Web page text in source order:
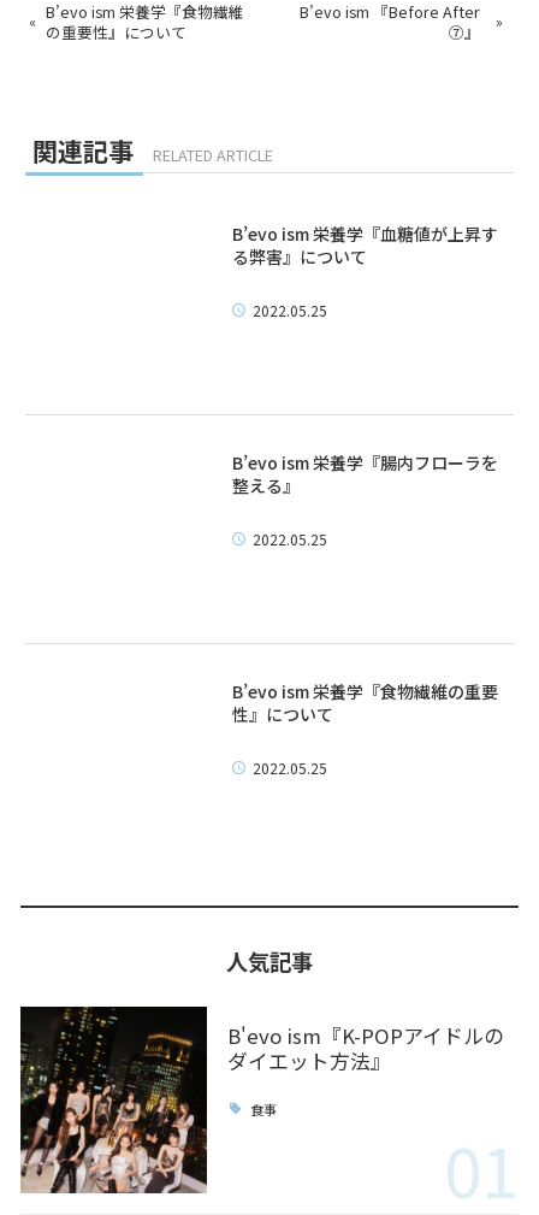
« B’evo ism 栄養学『食物繊維
の重要性』について
B’evo ism 『Before After
⑦』
»
関連記事 RELATED ARTICLE
B’evo ism 栄養学『血糖値が上昇す
る弊害』について
2022.05.25
B’evo ism 栄養学『腸内フローラを
整える』
2022.05.25
B’evo ism 栄養学『食物繊維の重要
性』について
2022.05.25
人気記事
B'evo ism『K-POPアイドルの
ダイエット方法』
食事
01